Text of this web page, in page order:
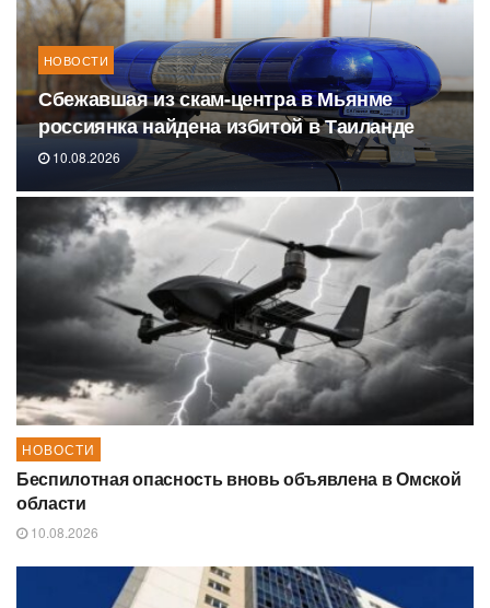
НОВОСТИ
Сбежавшая из скам-центра в Мьянме
россиянка найдена избитой в Таиланде
10.08.2026
НОВОСТИ
Беспилотная опасность вновь объявлена в Омской
области
10.08.2026